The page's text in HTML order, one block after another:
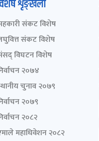
शृङ्खला
संकट विशेष
संकट विशेष
विघटन विशेष
२०७४
चुनाव २०७९
२०७९
२०८२
महाधिवेशन २०८२